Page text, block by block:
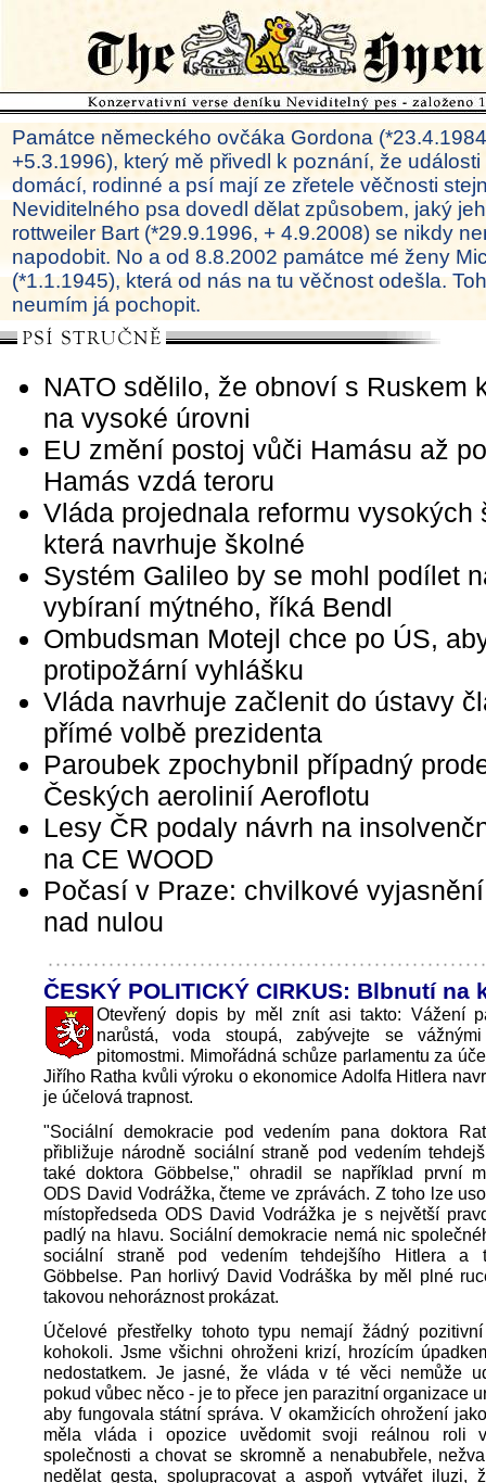
Památce německého ovčáka Gordona
+5.3.1996), který mě přivedl k poznání, že
domácí, rodinné a psí mají ze zřetele věčnosti
Neviditelného psa dovedl dělat způsobem, jaký
rottweiler Bart (*29.9.1996, + 4.9.2008) se nikdy
napodobit. No a od 8.8.2002 památce mé ženy
(*1.1.1945), která od nás na tu věčnost odešla.
neumím já pochopit.
NATO sdělilo, že obnoví s Ruskem
na vysoké úrovni
EU změní postoj vůči Hamásu až
Hamás vzdá teroru
Vláda projednala reformu vysokých
která navrhuje školné
Systém Galileo by se mohl podílet
vybíraní mýtného, říká Bendl
Ombudsman Motejl chce po ÚS,
protipožární vyhlášku
Vláda navrhuje začlenit do ústavy
přímé volbě prezidenta
Paroubek zpochybnil případný
Českých aerolinií Aeroflotu
Lesy ČR podaly návrh na
na CE WOOD
Počasí v Praze: chvilkové
nad nulou
ČESKÝ POLITICKÝ CIRKUS: Blbnutí na
Otevřený dopis by měl znít asi takto: Vážení
narůstá, voda stoupá, zabývejte se
pitomostmi. Mimořádná schůze parlamentu za
Jiřího Ratha kvůli výroku o ekonomice Adolfa Hitlera
je účelová trapnost.
"Sociální demokracie pod vedením pana doktora
přibližuje národně sociální straně pod vedením
také doktora Göbbelse," ohradil se například první
ODS David Vodrážka, čteme ve zprávách. Z toho lze
místopředseda ODS David Vodrážka je s největší
padlý na hlavu. Sociální demokracie nemá nic
sociální straně pod vedením tehdejšího Hitlera a
Göbbelse. Pan horlivý David Vodráška by měl plné
takovou nehoráznost prokázat.
Účelové přestřelky tohoto typu nemají žádný
kohokoli. Jsme všichni ohroženi krizí, hrozícím
nedostatkem. Je jasné, že vláda v té věci nemůže
pokud vůbec něco - je to přece jen parazitní organizace
aby fungovala státní správa. V okamžicích ohrožení
měla vláda i opozice uvědomit svoji reálnou roli
společnosti a chovat se skromně a nenabubřele,
nedělat gesta, spolupracovat a aspoň vytvářet iluzi,